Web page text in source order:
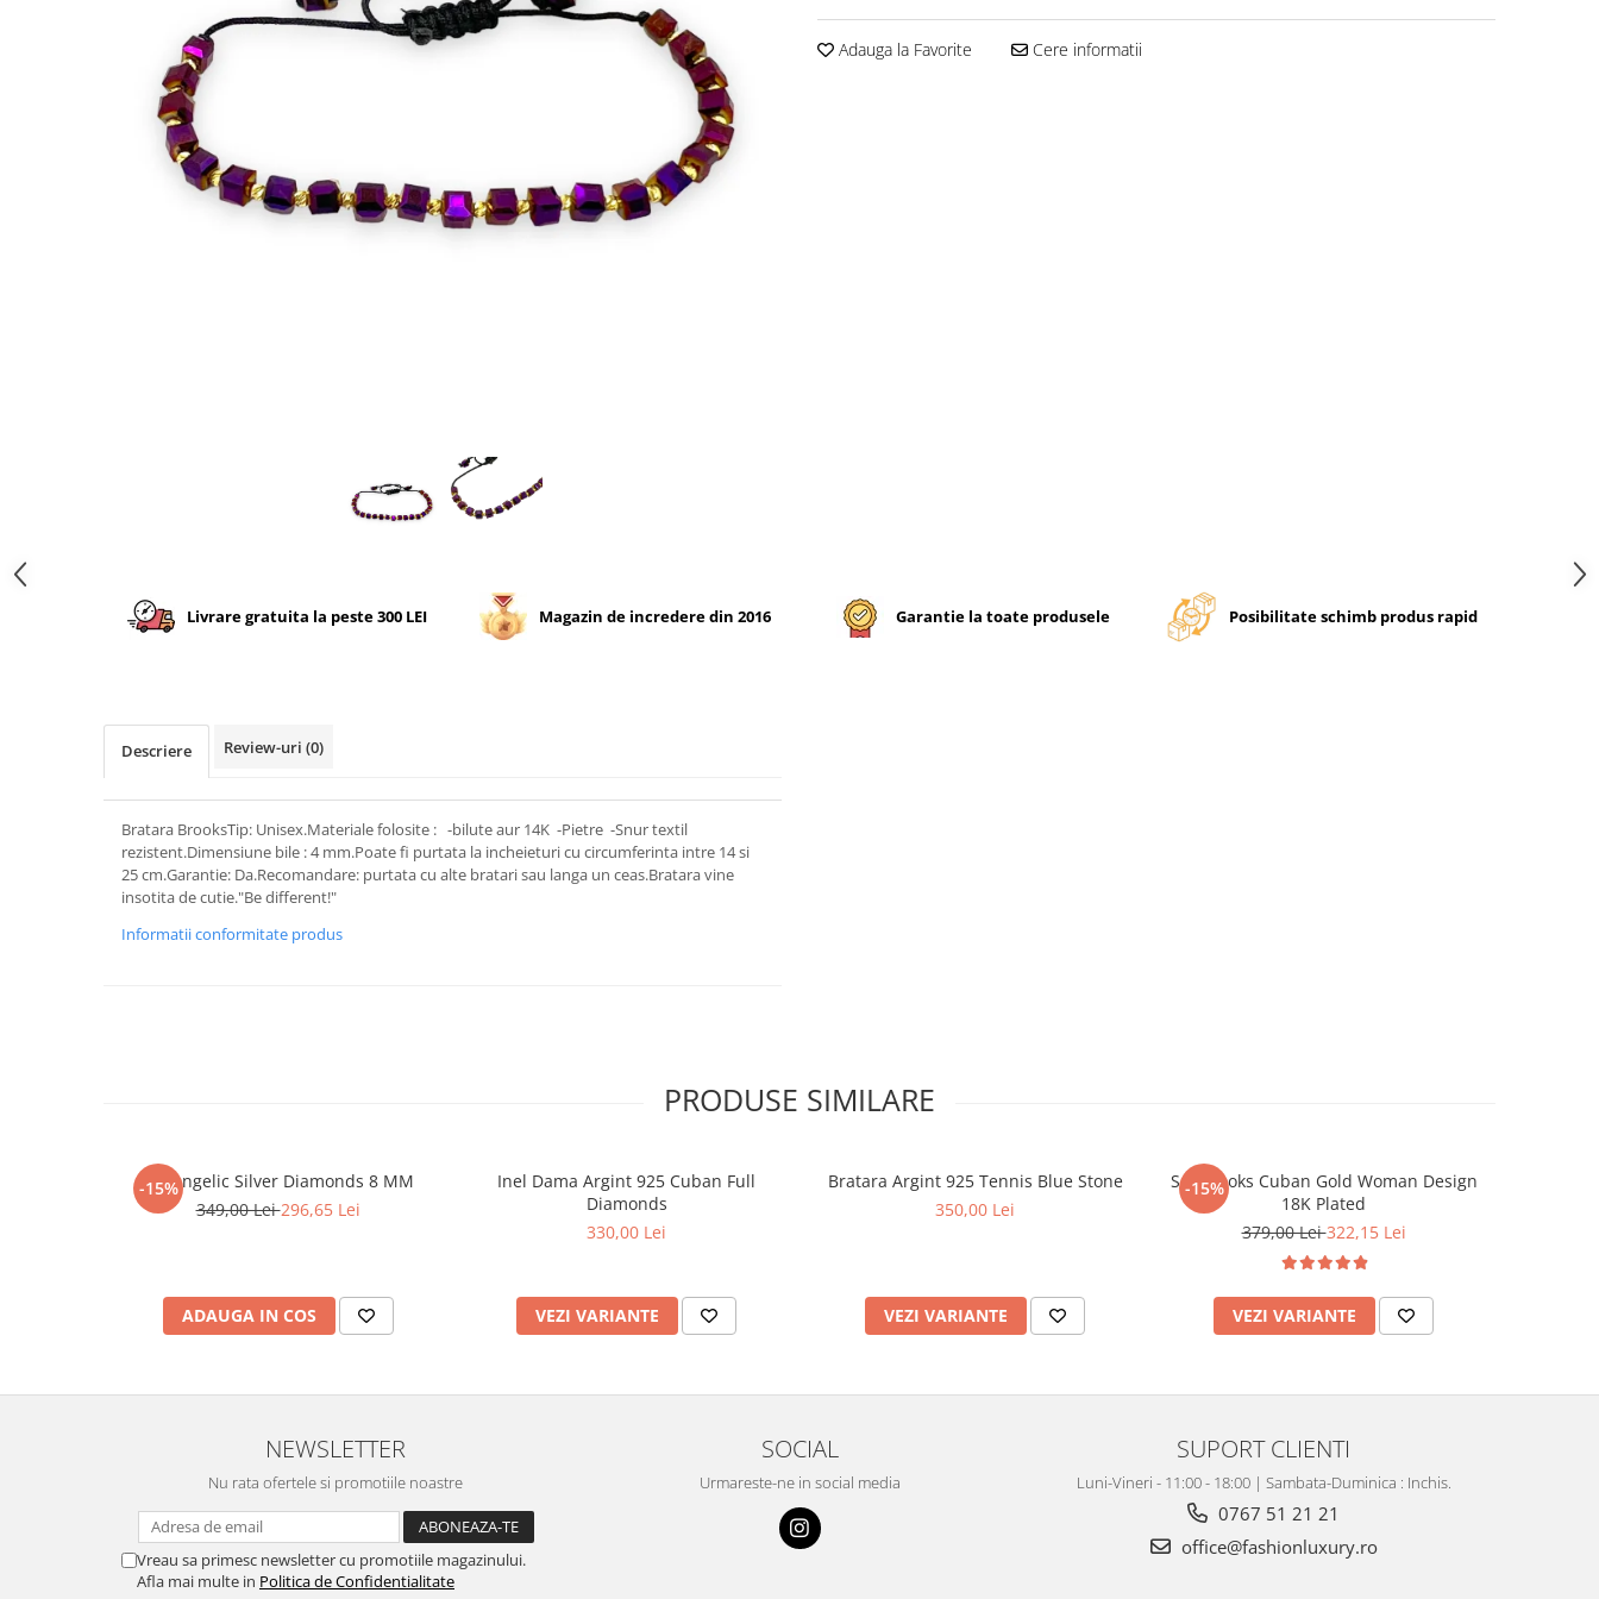
Adauga la Favorite Cere informatii
Livrare gratuita la peste 300 LEI Magazin de incredere din 2016 Garantie la toate produsele Posibilitate schimb produs rapid
Descriere Review-uri (0)
Bratara BrooksTip: Unisex.Materiale folosite : -bilute aur 14K -Pietre -Snur textil
rezistent.Dimensiune bile : 4 mm.Poate fi purtata la incheieturi cu circumferinta intre 14 si
25 cm.Garantie: Da.Recomandare: purtata cu alte bratari sau langa un ceas.Bratara vine
insotita de cutie."Be different!"
Informatii conformitate produs
PRODUSE SIMILARE
-15%
Set Angelic Silver Diamonds 8 MM
349,00 Lei296,65 Lei
ADAUGA IN COS
Inel Dama Argint 925 Cuban Full
Diamonds
330,00 Lei
VEZI VARIANTE
Bratara Argint 925 Tennis Blue Stone
350,00 Lei
VEZI VARIANTE
-15%
Set Brooks Cuban Gold Woman Design
18K Plated
379,00 Lei322,15 Lei
VEZI VARIANTE
NEWSLETTER
Nu rata ofertele si promotiile noastre
Vreau sa primesc newsletter cu promotiile magazinului.
Afla mai multe in Politica de Confidentialitate
SOCIAL
Urmareste-ne in social media
SUPORT CLIENTI
Luni-Vineri - 11:00 - 18:00 | Sambata-Duminica : Inchis.
0767 51 21 21
office@fashionluxury.ro